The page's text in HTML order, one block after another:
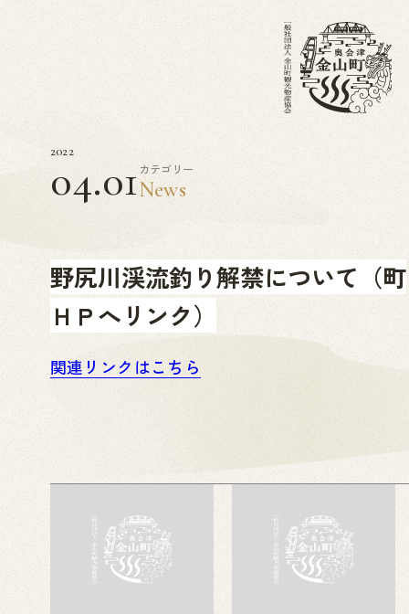
2022
04.01 カテゴリー
News
野尻川渓流釣り解禁について（町
ＨＰへリンク）
関連リンクはこちら